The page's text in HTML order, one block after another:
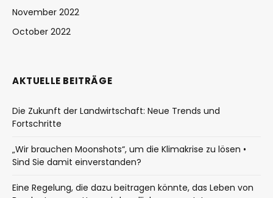
November 2022
October 2022
AKTUELLE BEITRÄGE
Die Zukunft der Landwirtschaft: Neue Trends und
Fortschritte
„Wir brauchen Moonshots“, um die Klimakrise zu lösen •
Sind Sie damit einverstanden?
Eine Regelung, die dazu beitragen könnte, das Leben von